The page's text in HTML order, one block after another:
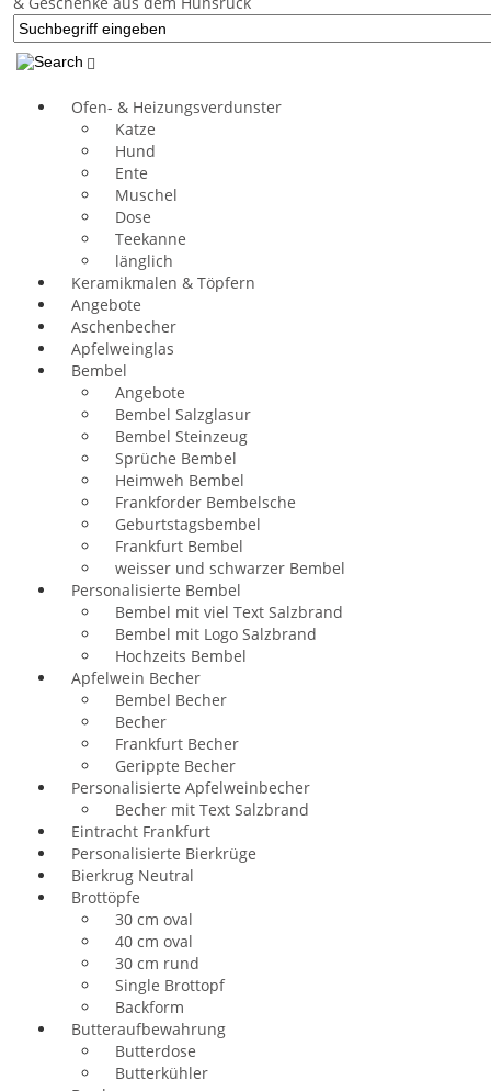
Ofen- & Heizungsverdunster
Katze
Hund
Ente
Muschel
Dose
Teekanne
länglich
Keramikmalen & Töpfern
Angebote
Aschenbecher
Apfelweinglas
Bembel
Angebote
Bembel Salzglasur
Bembel Steinzeug
Sprüche Bembel
Heimweh Bembel
Frankforder Bembelsche
Geburtstagsbembel
Frankfurt Bembel
weisser und schwarzer Bembel
Personalisierte Bembel
Bembel mit viel Text Salzbrand
Bembel mit Logo Salzbrand
Hochzeits Bembel
Apfelwein Becher
Bembel Becher
Becher
Frankfurt Becher
Gerippte Becher
Personalisierte Apfelweinbecher
Becher mit Text Salzbrand
Eintracht Frankfurt
Personalisierte Bierkrüge
Bierkrug Neutral
Brottöpfe
30 cm oval
40 cm oval
30 cm rund
Single Brottopf
Backform
Butteraufbewahrung
Butterdose
Butterkühler